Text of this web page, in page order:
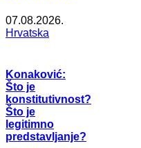
07.08.2026.
Hrvatska
Konaković:
Što je
konstitutivnost?
Što je
legitimno
predstavljanje?